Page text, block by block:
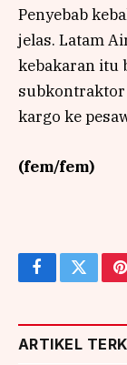
Penyebab
jelas. Latam
kebakaran itu
subkontraktor
kargo ke
(fem/fem)
FacebookTwitter
ARTIKEL